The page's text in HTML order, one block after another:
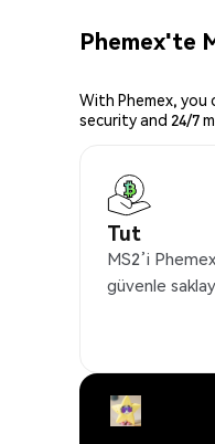
Phemex'te
With Phemex,
security and 24/7
Tut
MS2’i
güvenle